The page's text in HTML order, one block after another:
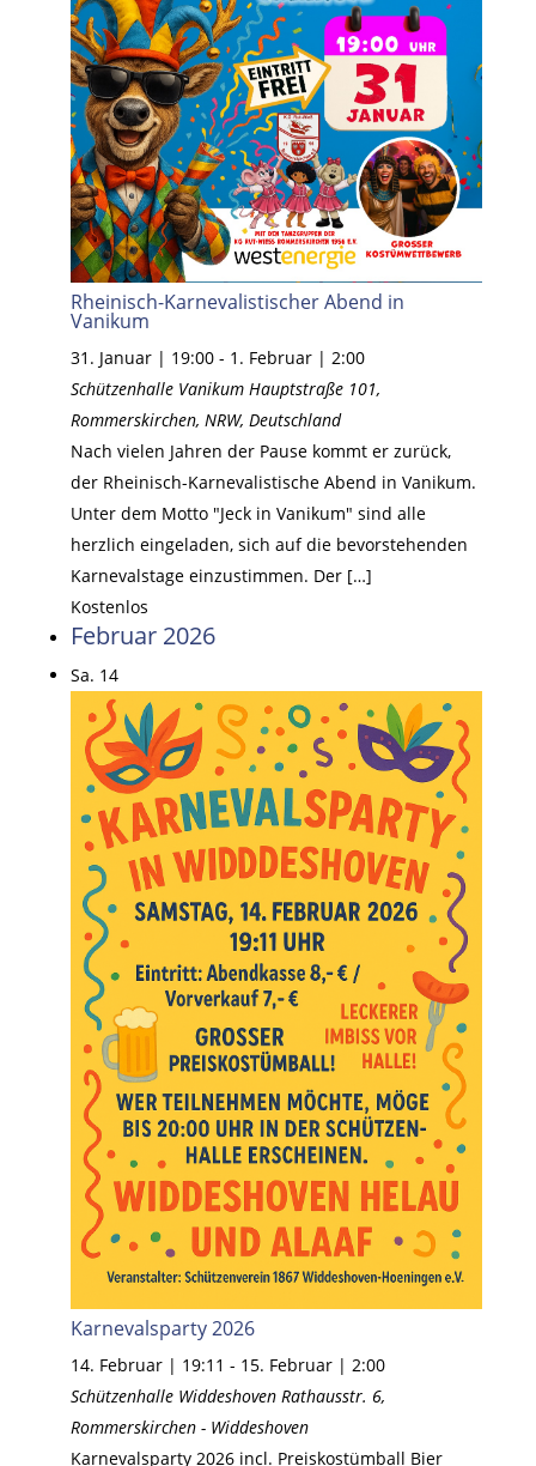
Rheinisch-Karnevalistischer Abend in
Vanikum
31. Januar | 19:00- 1. Februar | 2:00
Schützenhalle Vanikum Hauptstraße 101,
Rommerskirchen, NRW, Deutschland
Nach vielen Jahren der Pause kommt er zurück,
der Rheinisch-Karnevalistische Abend in Vanikum.
Unter dem Motto "Jeck in Vanikum" sind alle
herzlich eingeladen, sich auf die bevorstehenden
Karnevalstage einzustimmen. Der […]
Kostenlos
Februar 2026
Sa. 14
Karnevalsparty 2026
14. Februar | 19:11 - 15. Februar | 2:00
Schützenhalle Widdeshoven Rathausstr. 6,
Rommerskirchen - Widdeshoven
Karnevalsparty 2026 incl. Preiskostümball Bier